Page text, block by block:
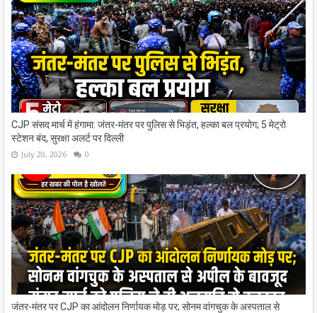
CJP संसद मार्च में हंगामा: जंतर-मंतर पर पुलिस से भिड़ंत, हल्का बल प्रयोग; 5 मेट्रो
स्टेशन बंद, सुरक्षा अलर्ट पर दिल्ली
July 20, 2026 0
जंतर-मंतर पर CJP का आंदोलन निर्णायक मोड़ पर; सोनम वांगचुक के अस्पताल से